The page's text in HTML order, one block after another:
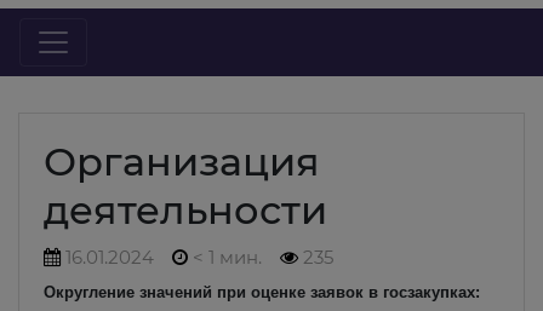
Организация
деятельности
16.01.2024 < 1 мин. 235
Округление значений при оценке заявок в госзакупках: